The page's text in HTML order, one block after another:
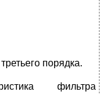
порядка.
фильтра